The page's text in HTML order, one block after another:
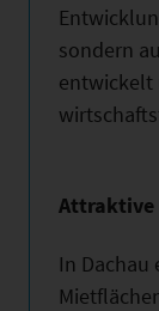
sondern
entwickelt
Attraktive
In